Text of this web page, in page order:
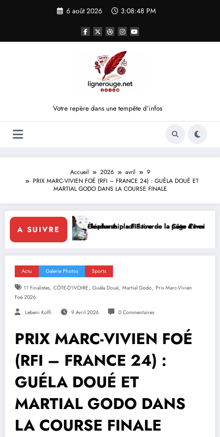
6 août 2026 3:08:49 PM
Votre repère dans une tempête d'infos
Accueil 2026 avril
9
PRIX MARC-VIVIEN FOÉ (RFI – FRANCE 24) : GUÉLA DOUÉ ET
MARTIAL GODO DANS LA COURSE FINALE
A SUIVREsolidaire de la Côte d’Ivoire en Afrique
Éléphants : la FIF tourne la page Emerse Faé Diplomatie
Actu Galerie Photos Sports
11 Finalistes, CÔTE-D'IVOIRE, Guéla Doué, Martial Godo, Prix Marc-Vivien
Foé 2026
Lebeni Koffi 9 Avril 2026 0 Commentaires
PRIX MARC-VIVIEN FOÉ
(RFI – FRANCE 24) :
GUÉLA DOUÉ ET
MARTIAL GODO DANS
LA COURSE FINALE